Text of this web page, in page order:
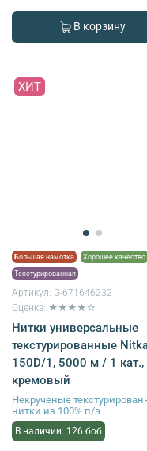
В корзину
ХИТ
Большая намотка Хорошее качество
Текстурированная
Артикул: G-671646232
Оценка: ★★★★☆
Нитки универсальные
текстурированные
150D/1, 5000 м / 1 кат.,
кремовый
Некрученые
нитки из 100% п/э
В наличии: 126 боб